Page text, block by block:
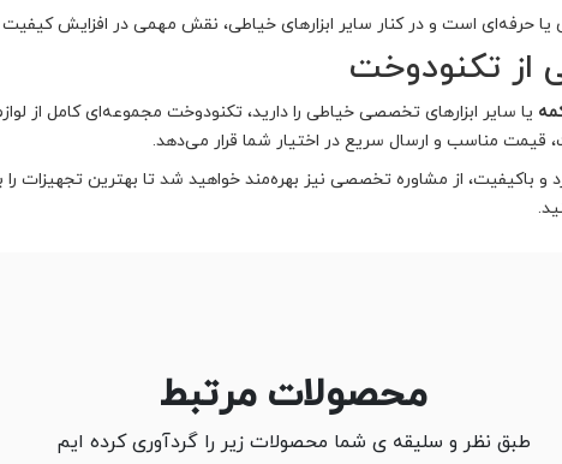
حرفه‌ای است و در کنار سایر ابزارهای خیاطی، نقش مهمی در افزایش
تکنودوخت
یا سایر ابزارهای تخصصی خیاطی را دارید، تکنودوخت مجموعه‌ای کامل از
مناسب و ارسال سریع در اختیار شما قرار می‌دهد.
و باکیفیت، از مشاوره تخصصی نیز بهره‌مند خواهید شد تا بهترین تجهیزات را
محصولات مرتبط
طبق نظر و سلیقه ی شما محصولات زیر را گردآوری کرده ایم